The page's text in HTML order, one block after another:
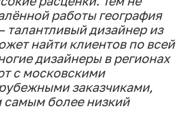
работы география
талантливый дизайнер из
найти клиентов по всей
дизайнеры в регионах
с московскими
заказчиками,
самым более низкий